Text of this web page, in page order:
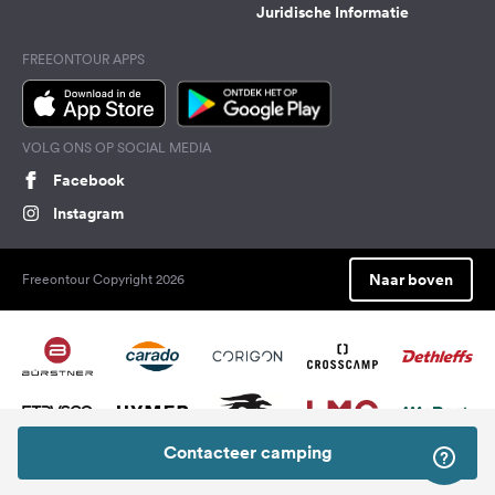
Contacteer camping
Juridische Informatie
FREEONTOUR APPS
VOLG ONS OP SOCIAL MEDIA
Facebook
Instagram
Freeontour Copyright 2026 Naar boven